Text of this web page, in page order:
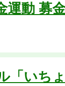
運動 募
「いち